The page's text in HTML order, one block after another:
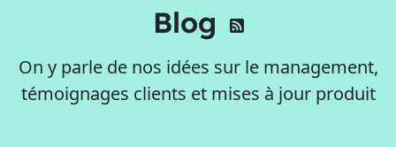
Blog
On y parle de nos idées sur le management,
témoignages clients et mises à jour produit